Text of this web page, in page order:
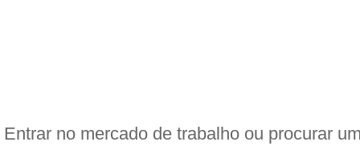
Entrar no mercado de trabalho ou procurar